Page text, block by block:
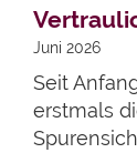
Juni 2026
Seit
erstmals